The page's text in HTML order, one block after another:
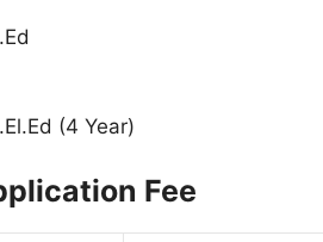
(4 Year)
Fee